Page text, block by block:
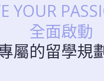
YOUR
全面啟動
屬的留學規